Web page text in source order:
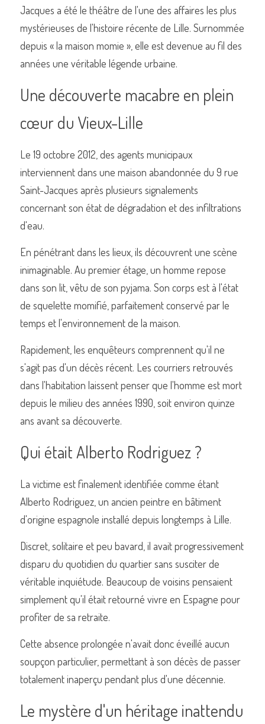
Commander un de nos livres sur Lille
Jacques a été le théâtre de l'une des affaires les plus
mystérieuses de l'histoire récente de Lille. Surnommée
depuis « la maison momie », elle est devenue au fil des
années une véritable légende urbaine.
Une découverte macabre en plein
cœur du Vieux-Lille
Le 19 octobre 2012, des agents municipaux
interviennent dans une maison abandonnée du 9 rue
Saint-Jacques après plusieurs signalements
concernant son état de dégradation et des infiltrations
d'eau.
En pénétrant dans les lieux, ils découvrent une scène
inimaginable. Au premier étage, un homme repose
dans son lit, vêtu de son pyjama. Son corps est à l'état
de squelette momifié, parfaitement conservé par le
temps et l'environnement de la maison.
Rapidement, les enquêteurs comprennent qu'il ne
s'agit pas d'un décès récent. Les courriers retrouvés
dans l'habitation laissent penser que l'homme est mort
depuis le milieu des années 1990, soit environ quinze
ans avant sa découverte.
Qui était Alberto Rodriguez ?
La victime est finalement identifiée comme étant
Alberto Rodriguez, un ancien peintre en bâtiment
d'origine espagnole installé depuis longtemps à Lille.
Discret, solitaire et peu bavard, il avait progressivement
disparu du quotidien du quartier sans susciter de
véritable inquiétude. Beaucoup de voisins pensaient
simplement qu'il était retourné vivre en Espagne pour
profiter de sa retraite.
Cette absence prolongée n'avait donc éveillé aucun
soupçon particulier, permettant à son décès de passer
totalement inaperçu pendant plus d'une décennie.
Le mystère d'un héritage inattendu